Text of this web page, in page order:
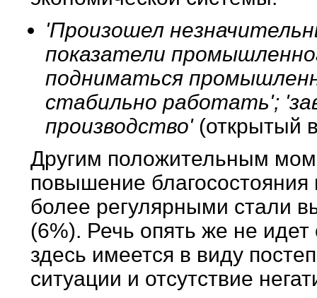
'Произошел
показатели
подниматься
стабильно работать';
производство' (открытый
Другим положительным
повышение благосостояния
более регулярными стали
(6%). Речь опять же не
здесь имеется в виду
ситуации и отсутствие